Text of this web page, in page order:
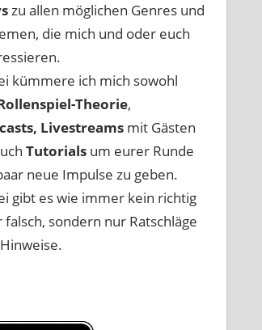
zu allen möglichen Genres und
die mich und oder euch
kümmere ich mich sowohl
Theorie,
Livestreams mit Gästen
Tutorials um eurer Runde
neue Impulse zu geben.
gibt es wie immer kein richtig
falsch, sondern nur Ratschläge